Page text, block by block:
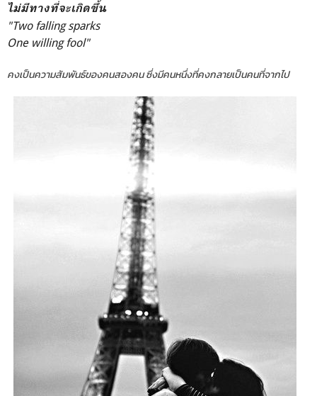
ไม่มีทางที่จะเกิดขึ้น
"Two falling sparks
One willing fool"
คงเป็นความสัมพันธ์ของคนสองคน ซึ่งมีคนหนึ่งที่คงกลายเป็นคนที่จากไป